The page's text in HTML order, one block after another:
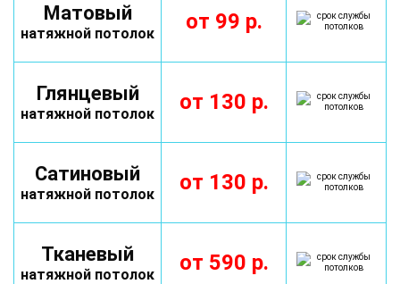
Матовый
натяжной потолок от 99 р.
Глянцевый
натяжной потолок от 130 р.
Сатиновый
натяжной потолок от 130 р.
Тканевый
натяжной потолок от 590 р.